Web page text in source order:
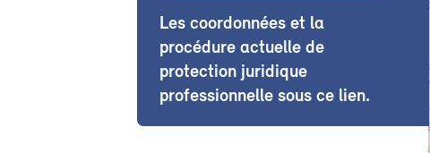
Les coordonnées et la
procédure actuelle de
protection juridique
professionnelle sous ce lien.